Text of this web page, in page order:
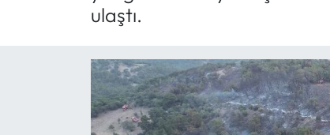
ulaştı.
Magazin
Mektup Galeri
Haber Arşivi